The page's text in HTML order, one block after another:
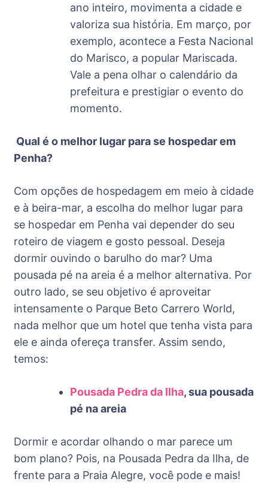
ano inteiro, movimenta a cidade e
valoriza sua história. Em março, por
exemplo, acontece a Festa Nacional
do Marisco, a popular Mariscada.
Vale a pena olhar o calendário da
prefeitura e prestigiar o evento do
momento.
Qual é o melhor lugar para se hospedar em
Penha?
Com opções de hospedagem em meio à cidade
e à beira-mar, a escolha do melhor lugar para
se hospedar em Penha vai depender do seu
roteiro de viagem e gosto pessoal. Deseja
dormir ouvindo o barulho do mar? Uma
pousada pé na areia é a melhor alternativa. Por
outro lado, se seu objetivo é aproveitar
intensamente o Parque Beto Carrero World,
nada melhor que um hotel que tenha vista para
ele e ainda ofereça transfer. Assim sendo,
temos:
Pousada Pedra da Ilha, sua pousada
pé na areia
Dormir e acordar olhando o mar parece um
bom plano? Pois, na Pousada Pedra da Ilha, de
frente para a Praia Alegre, você pode e mais!